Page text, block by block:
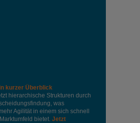
kurzer Überblick
hierarchische Strukturen durch
was
Agilität in einem sich schnell
bietet. Jetzt